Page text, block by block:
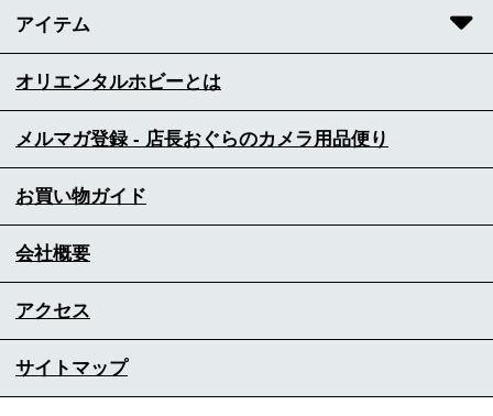
アイテム
オリエンタルホビーとは
メルマガ登録 - 店長おぐらのカメラ用品便り
お買い物ガイド
会社概要
アクセス
サイトマップ